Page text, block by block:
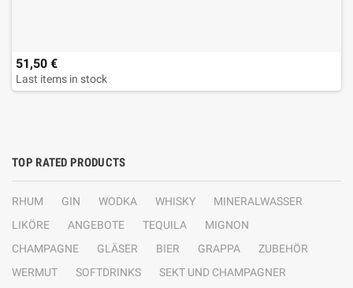
51,50 €
Last items in stock
TOP RATED PRODUCTS
RHUM GIN WODKA WHISKY
MINERALWASSER
LIKÖRE
ANGEBOTE TEQUILA
MIGNON
CHAMPAGNE
GLÄSER BIER GRAPPA
ZUBEHÖR
WERMUT
SOFTDRINKS
SEKT UND CHAMPAGNER